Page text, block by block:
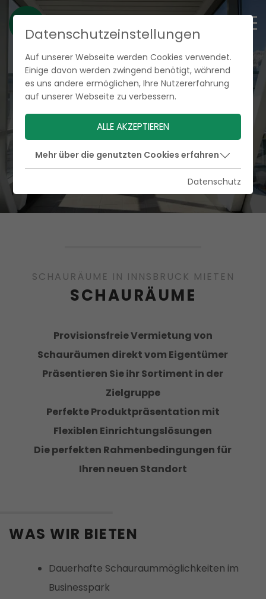
SCHAURÄUME IN INNSBRUCK MIETEN
SCHAURÄUME
Provisionsfreie Vermietung von
Schauräumen direkt vom Eigentümer
Präsentieren Sie ihr Sortiment in der
Zielgruppe
Perfekte Produktpräsentation mit
Flexiblen Einrichtungslösungen
Die perfekten Rahmenbedingungen für
Ihren neuen Standort
WAS WIR BIETEN
Dauerhafte Schauraummöglichkeiten im
Businesspark
Datenschutzeinstellungen
Auf unserer Webseite werden Cookies verwendet.
Einige davon werden zwingend benötigt, während
es uns andere ermöglichen, Ihre Nutzererfahrung
auf unserer Webseite zu verbessern.
ALLE AKZEPTIEREN
Mehr über die genutzten Cookies erfahren
Datenschutz